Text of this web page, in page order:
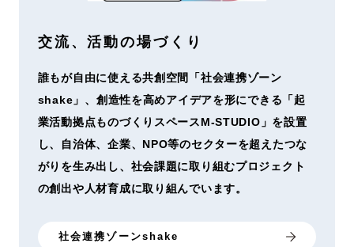
交流、活動の場づくり
誰もが自由に使える共創空間「社会連携ゾーン
shake」、創造性を高めアイデアを形にできる「起
業活動拠点ものづくりスペースM-STUDIO」を設置
し、自治体、企業、NPO等のセクターを超えたつな
がりを生み出し、社会課題に取り組むプロジェクト
の創出や人材育成に取り組んでいます。
社会連携ゾーンshake